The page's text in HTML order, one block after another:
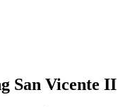
San Vicente II